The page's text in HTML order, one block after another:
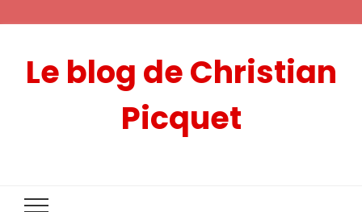
Le blog de Christian
Picquet